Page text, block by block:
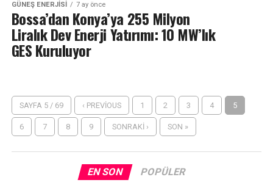
GÜNEŞ ENERJISI 7 ay önce
Bossa’dan Konya’ya 255 Milyon
Liralık Dev Enerji Yatırımı: 10 MW’lık
GES Kuruluyor
SAYFA 5 / 69 ‹ PREVIOUS 1 2 3 4 5
6 7 8 9 SONRAKI › SON »
EN SON POPÜLER